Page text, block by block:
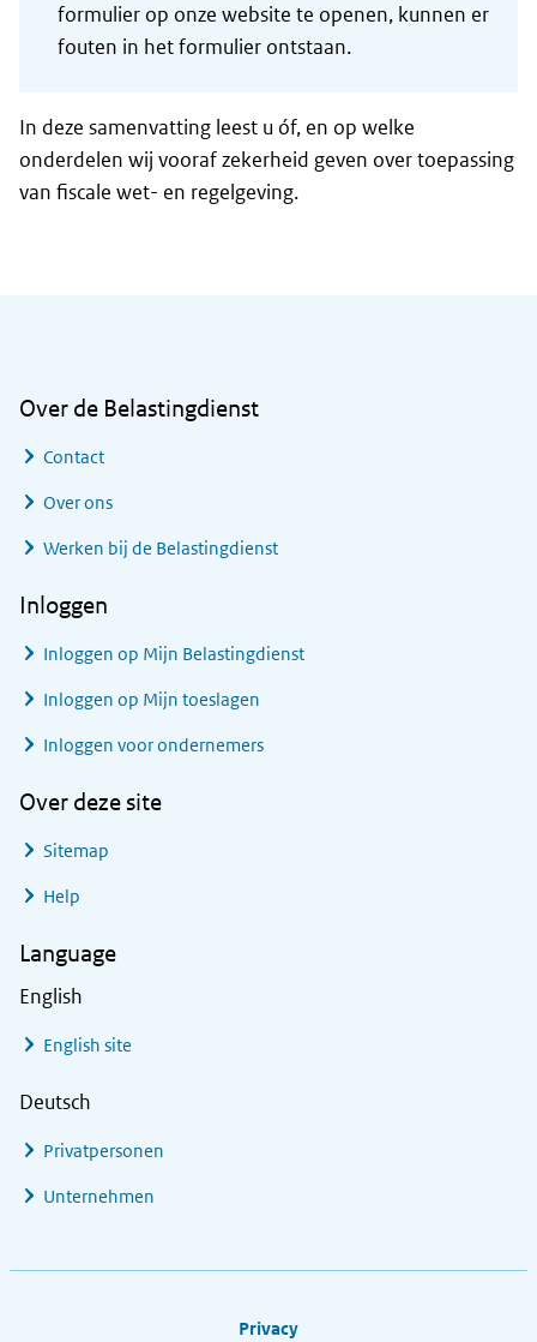
formulier op onze website te openen, kunnen er
fouten in het formulier ontstaan.
In deze samenvatting leest u óf, en op welke
onderdelen wij vooraf zekerheid geven over toepassing
van fiscale wet- en regelgeving.
Over de Belastingdienst
Contact
Over ons
Werken bij de Belastingdienst
Inloggen
Inloggen op Mijn Belastingdienst
Inloggen op Mijn toeslagen
Inloggen voor ondernemers
Over deze site
Sitemap
Help
Language
English
English site
Deutsch
Privatpersonen
Unternehmen
Privacy